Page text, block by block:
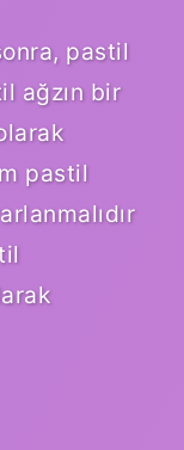
pastil
ağzın bir
pastil